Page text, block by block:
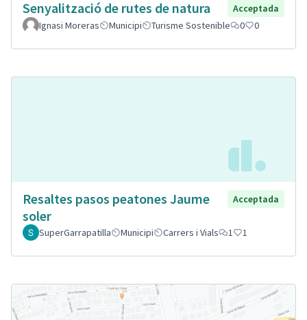
Senyalització de rutes de natura
Acceptada
Ignasi Moreras
Municipi Turisme Sostenible 0 0
Resaltes pasos peatones Jaume
soler
Acceptada
SuperGarrapatilla Municipi Carrers i Vials 1 1